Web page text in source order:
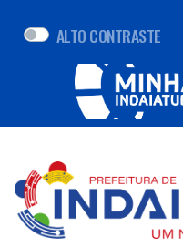
ALTO CONTRASTE